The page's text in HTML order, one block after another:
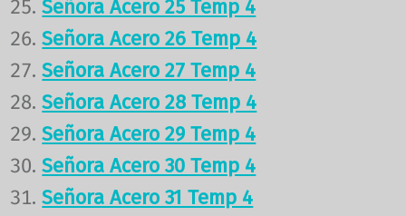
Señora Acero 25 Temp 4
Señora Acero 26 Temp 4
Señora Acero 27 Temp 4
Señora Acero 28 Temp 4
Señora Acero 29 Temp 4
Señora Acero 30 Temp 4
Señora Acero 31 Temp 4